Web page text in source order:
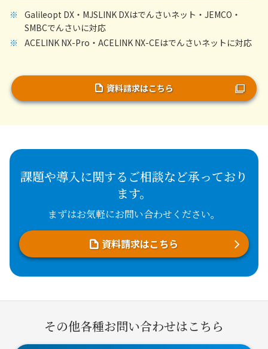
Galileopt DX・MJSLINK DXはでんさいネット・JEMCO・
SMBCでんさいに対応
ACELINK NX-Pro・ACELINK NX-CEはでんさいネットに対応
資料請求はこちら
課題や導入に関するご相談など承っており
ます。
まずはお気軽にお問い合わせください。
資料請求はこちら
その他各種お問い合わせはこちら